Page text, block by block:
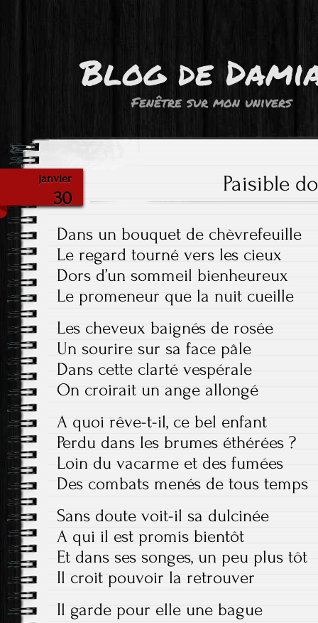
Blog de
Fenêtre sur mon univers
janvier
30
Paisible
Dans un bouquet de chèvrefeuille
Le regard tourné vers les cieux
Dors d’un sommeil bienheureux
Le promeneur que la nuit cueille
Les cheveux baignés de rosée
Un sourire sur sa face pâle
Dans cette clarté vespérale
On croirait un ange allongé
A quoi rêve-t-il, ce bel enfant
Perdu dans les brumes éthérées ?
Loin du vacarme et des fumées
Des combats menés de tous temps
Sans doute voit-il sa dulcinée
A qui il est promis bientôt
Et dans ses songes, un peu plus tôt
Il croit pouvoir la retrouver
Il garde pour elle une bague